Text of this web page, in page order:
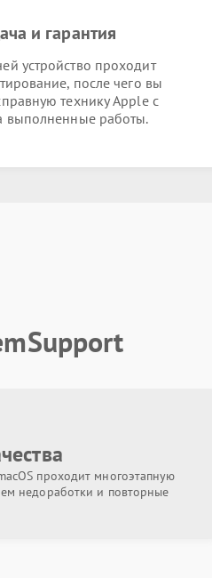
и гарантия
устройство проходит
после чего вы
технику Apple с
выполненные работы.
проходит многоэтапную
недоработки и повторные